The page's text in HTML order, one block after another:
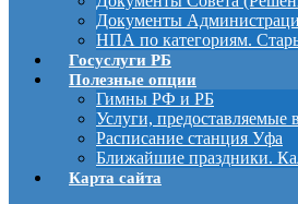
Документы
НПА по категориям.
Госуслуги РБ
Полезные опции
Гимны РФ и РБ
Услуги, предоставляемые
Расписание станция Уфа
Ближайшие праздники.
Карта сайта